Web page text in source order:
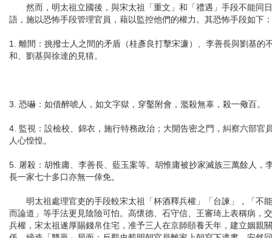
然而，明太祖立國後，與宋太祖「重文」和「禮遇」手段不能同
語，施以恐怖手段管理官員，藉以監控他們的權力。其恐怖手段如下：
1. 離間：挑撥士人之間的矛盾（桂彥良打擊宋濂）、李善長與劉基的
和、劉基與徐達的見猜。
3. 恐嚇：如借醉唬人，如文字獄，穿鑿附會，濫殺無辜，殺一儆百。
4. 監視：設檢校、錦衣，施行特務政治；大開告密之門，糾察六部官
人心惶惶。
5. 屠殺：胡惟庸、李善長、藍玉案等。胡惟庸被抄家滅族三萬餘人，
長一家七十多口亦無一倖免。
明太祖處理官吏的手段較宋太祖「杯酒釋兵權」「台諫」，「不
而論道」等手法更見陰險可怕。高懷德、石守信、王審琦上表稱病，
兵權，宋太祖遂厚賜錢帛住宅，准予三人在京師頤養天年，建立姻親關